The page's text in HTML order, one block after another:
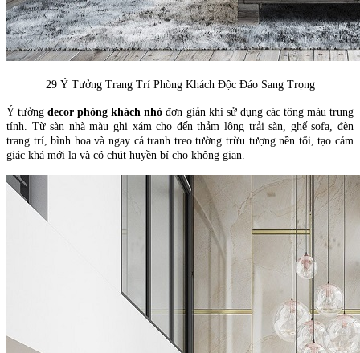
29 Ý Tưởng Trang Trí Phòng Khách Độc Đáo Sang Trọng
Ý tưởng decor phòng khách nhỏ đơn giản khi sử dụng các tông màu trung
tính. Từ sàn nhà màu ghi xám cho đến thảm lông trải sàn, ghế sofa, đèn
trang trí, bình hoa và ngay cả tranh treo tường trừu tượng nền tối, tạo cảm
giác khá mới lạ và có chút huyền bí cho không gian.